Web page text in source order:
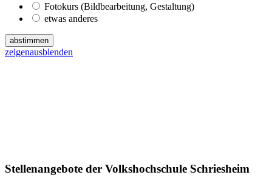
Fotokurs (Bildbearbeitung, Gestaltung)
etwas anderes
abstimmen
zeigenausblenden
Stellenangebote der Volkshochschule Schriesheim